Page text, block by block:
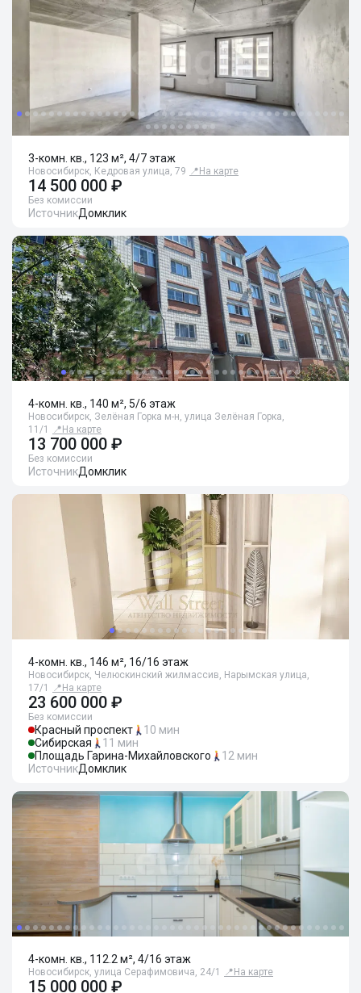
3-комн. кв., 123 м², 4/7 этаж
Новосибирск, Кедровая улица, 79 📍 На карте
14 500 000 ₽
Без комиссии
ИсточникДомклик
4-комн. кв., 140 м², 5/6 этаж
Новосибирск, Зелёная Горка м-н, улица Зелёная Горка,
11/1
📍 На карте
13 700 000 ₽
Без комиссии
ИсточникДомклик
4-комн. кв., 146 м², 16/16 этаж
Новосибирск, Челюскинский жилмассив, Нарымская улица,
17/1
📍 На карте
23 600 000 ₽
Без комиссии
Красный проспект
10 мин
Сибирская
11 мин
Площадь Гарина-Михайловского
12 мин
ИсточникДомклик
4-комн. кв., 112.2 м², 4/16 этаж
Новосибирск, улица Серафимовича, 24/1 📍 На карте
15 000 000 ₽